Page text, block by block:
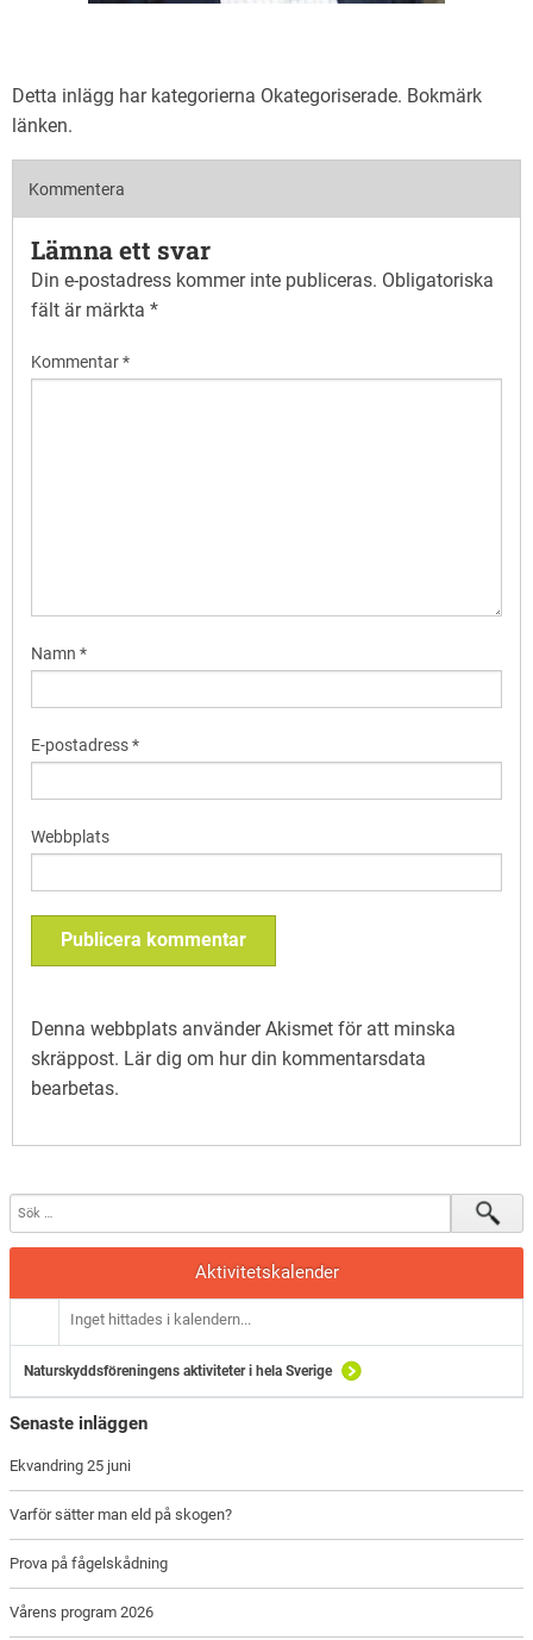
Detta inlägg har kategorierna Okategoriserade. Bokmärk
länken.
Kommentera
Lämna ett svar
Din e-postadress kommer inte publiceras. Obligatoriska
fält är märkta *
Kommentar*
Namn *
E-postadress*
Webbplats
Denna webbplats använder Akismet för att minska
skräppost. Lär dig om hur din kommentarsdata
bearbetas.
Aktivitetskalender
Inget hittades i kalendern...
Naturskyddsföreningens aktiviteter i hela Sverige
Senaste inläggen
Ekvandring 25 juni
Varför sätter man eld på skogen?
Prova på fågelskådning
Vårens program 2026